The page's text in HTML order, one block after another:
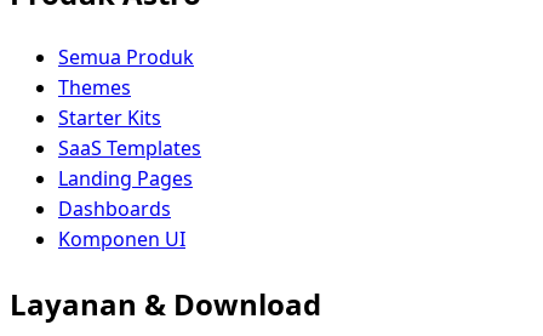
Semua Produk
Themes
Starter Kits
SaaS Templates
Landing Pages
Dashboards
Komponen UI
Layanan & Download